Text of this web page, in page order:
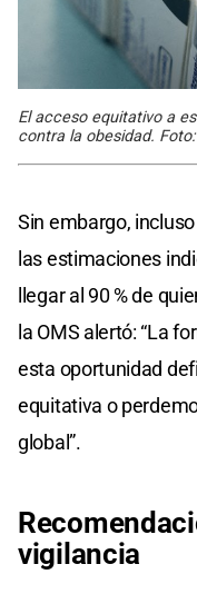
El acceso equitativo a
contra la obesidad.
Sin embargo,
las estimaciones
llegar al 90 % de
la OMS alertó: “La
esta oportunidad
equitativa o
global”.
vigilancia